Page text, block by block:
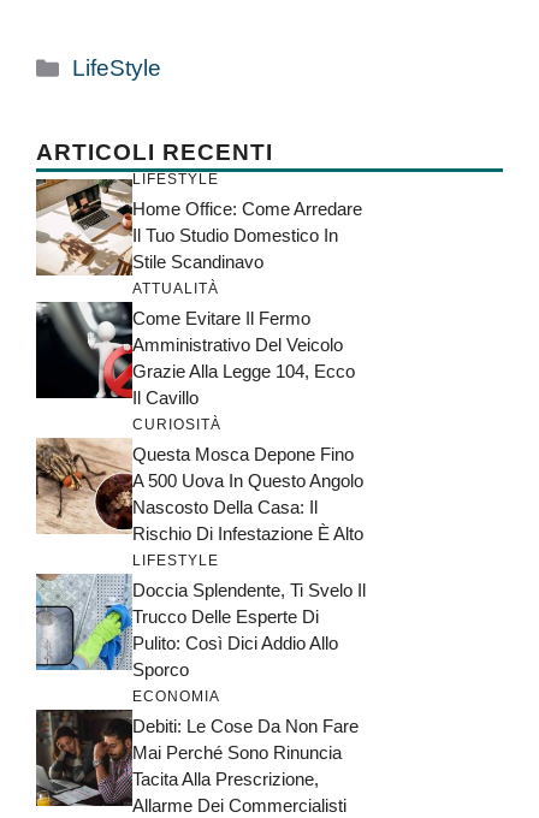
Categorie
LifeStyle
ARTICOLI RECENTI
LIFESTYLE
Home Office: Come Arredare
Il Tuo Studio Domestico In
Stile Scandinavo
ATTUALITÀ
Come Evitare Il Fermo
Amministrativo Del Veicolo
Grazie Alla Legge 104, Ecco
Il Cavillo
CURIOSITÀ
Questa Mosca Depone Fino
A 500 Uova In Questo Angolo
Nascosto Della Casa: Il
Rischio Di Infestazione È Alto
LIFESTYLE
Doccia Splendente, Ti Svelo Il
Trucco Delle Esperte Di
Pulito: Così Dici Addio Allo
Sporco
ECONOMIA
Debiti: Le Cose Da Non Fare
Mai Perché Sono Rinuncia
Tacita Alla Prescrizione,
Allarme Dei Commercialisti